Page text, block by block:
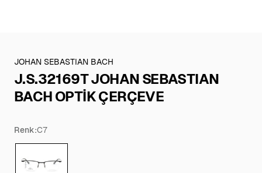
JOHAN SEBASTIAN BACH
J.S.32169T JOHAN SEBASTIAN
BACH OPTİK ÇERÇEVE
Renk:C7